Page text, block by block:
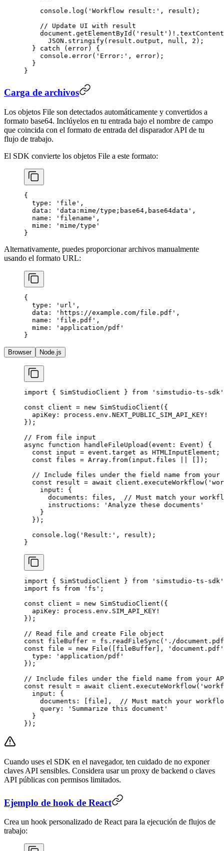
    console.
log ( 'Workflow result:' , result);
    // Update UI with result
    document.
getElementById ( 'result' ) !
      JSON
. stringify(result.output, null , 2 );
  }
catch (error) {
    console.
error( 'Error:' , error);
  }
}
Carga de archivos
Los objetos File son detectados automáticamente y convertidos a
formato base64. Inclúyelos en tu entrada bajo el nombre de campo
que coincida con el formato de entrada del disparador API de tu
flujo de trabajo.
El SDK convierte los objetos File a este formato:
{
  type
: 'file' ,
  data
: 'data:mime/type;base64,base64data' ,
  name
: 'filename' ,
  mime
:
'mime/type'
}
Alternativamente, puedes proporcionar archivos manualmente
usando el formato URL:
{
  type
: 'url' ,
  data
: 'https://example.com/file.pdf' ,
  name
: 'file.pdf' ,
  mime
:
'application/pdf'
}
Browser Node.js
import { SimStudioClient } from 'simstudio-ts-sdk'
const client = new SimStudioClient ({
  apiKey: process.env.
NEXT_PUBLIC_SIM_API_KEY !
});
// From file input
async function handleFileUpload ( event : Event ) {
  const
input = event.target as HTMLInputElement ;
  const
files = Array. from(input.files
[]);
// Include files under the field name from your
  const
result = await client. executeWorkflow(
    input: {
      documents: files,
// Must match your
      instructions:
'Analyze these documents'
    }
  });
  console.
log ( 'Result:' , result);
}
import { SimStudioClient } from 'simstudio-ts-sdk'
import fs from 'fs' ;
const client = new SimStudioClient ({
  apiKey: process.env.
SIM_API_KEY !
});
// Read file and create File object
const fileBuffer = fs. readFileSync ( './
const file = new File ([fileBuffer],
'document.pdf'
  type:
'application/pdf'
});
// Include files under the field name from your
const result = await client. executeWorkflow(
  input: {
    documents: [file],
// Must match your
    query:
'Summarize this document'
  }
});
Cuando uses el SDK en el navegador, ten cuidado de no exponer
claves API sensibles. Considera usar un proxy de backend o claves
API públicas con permisos limitados.
Ejemplo de hook de React
Crea un hook personalizado de React para la ejecución de flujos de
trabajo: